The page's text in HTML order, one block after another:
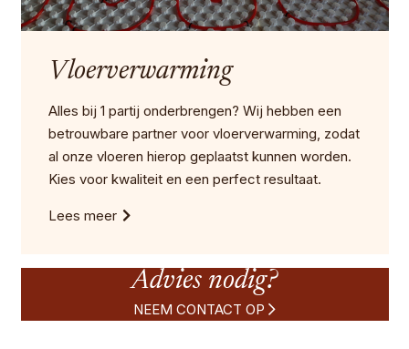
Vloerverwarming
Alles bij 1 partij onderbrengen? Wij hebben een
betrouwbare partner voor vloerverwarming, zodat
al onze vloeren hierop geplaatst kunnen worden.
Kies voor kwaliteit en een perfect resultaat.
Lees meer
Advies nodig?
NEEM CONTACT OP